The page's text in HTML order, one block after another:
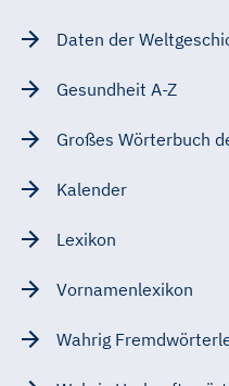
Daten der
Gesundheit A-Z
Großes Wörterbuch
Kalender
Lexikon
Vornamenlexikon
Wahrig